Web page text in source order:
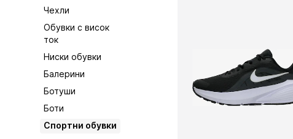
Чехли
Обувки с висок
ток
Ниски обувки
Балерини
Ботуши
Боти
Спортни обувки